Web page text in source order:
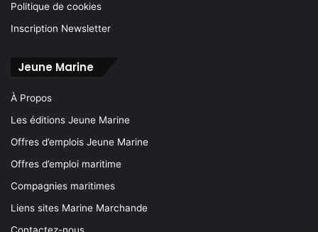
Politique de cookies
Inscription Newsletter
Jeune Marine
À Propos
Les éditions Jeune Marine
Offres d’emplois Jeune Marine
Offres d’emploi maritime
Compagnies maritimes
Liens sites Marine Marchande